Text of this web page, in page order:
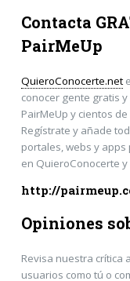
Contacta
PairMeUp
QuieroConocerte.net
conocer gente gratis
PairMeUp y cientos
Regístrate y añade
portales, webs y
en QuieroConocerte
http://
Opiniones
Revisa nuestra crítica
usuarios como tú o